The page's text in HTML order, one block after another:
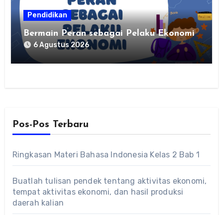
Pendidikan
Bermain Peran sebagai Pelaku Ekonomi
6 Agustus 2026
Pos-Pos Terbaru
Ringkasan Materi Bahasa Indonesia Kelas 2 Bab 1
Buatlah tulisan pendek tentang aktivitas ekonomi,
tempat aktivitas ekonomi, dan hasil produksi
daerah kalian